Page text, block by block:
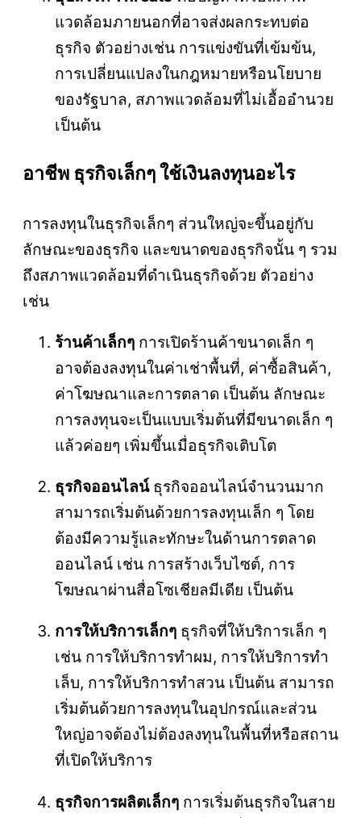
แวดล้อมภายนอกที่อาจส่งผลกระทบต่อ
ธุรกิจ ตัวอย่างเช่น การแข่งขันที่เข้มข้น,
การเปลี่ยนแปลงในกฎหมายหรือนโยบาย
ของรัฐบาล, สภาพแวดล้อมที่ไม่เอื้ออำนวย
เป็นต้น
อาชีพ ธุรกิจเล็กๆ ใช้เงินลงทุนอะไร
การลงทุนในธุรกิจเล็กๆ ส่วนใหญ่จะขึ้นอยู่กับ
ลักษณะของธุรกิจ และขนาดของธุรกิจนั้น ๆ รวม
ถึงสภาพแวดล้อมที่ดำเนินธุรกิจด้วย ตัวอย่าง
เช่น
ร้านค้าเล็กๆ การเปิดร้านค้าขนาดเล็ก ๆ
อาจต้องลงทุนในค่าเช่าพื้นที่, ค่าซื้อสินค้า,
ค่าโฆษณาและการตลาด เป็นต้น ลักษณะ
การลงทุนจะเป็นแบบเริ่มต้นที่มีขนาดเล็ก ๆ
แล้วค่อยๆ เพิ่มขึ้นเมื่อธุรกิจเติบโต
ธุรกิจออนไลน์ธุรกิจออนไลน์จำนวนมาก
สามารถเริ่มต้นด้วยการลงทุนเล็ก ๆ โดย
ต้องมีความรู้และทักษะในด้านการตลาด
ออนไลน์ เช่น การสร้างเว็บไซต์, การ
โฆษณาผ่านสื่อโซเชียลมีเดีย เป็นต้น
การให้บริการเล็กๆ ธุรกิจที่ให้บริการเล็ก ๆ
เช่น การให้บริการทำผม, การให้บริการทำ
เล็บ, การให้บริการทำสวน เป็นต้น สามารถ
เริ่มต้นด้วยการลงทุนในอุปกรณ์และส่วน
ใหญ่อาจต้องไม่ต้องลงทุนในพื้นที่หรือสถาน
ที่เปิดให้บริการ
ธุรกิจการผลิตเล็กๆ การเริ่มต้นธุรกิจในสาย